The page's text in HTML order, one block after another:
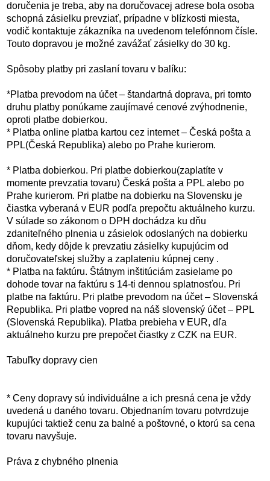
doručenia je treba, aby na doručovacej adrese bola osoba
schopná zásielku prevziať, prípadne v blízkosti miesta,
vodič kontaktuje zákazníka na uvedenom telefónnom čísle.
Touto dopravou je možné zavážať zásielky do 30 kg.
Spôsoby platby pri zaslaní tovaru v balíku:
*Platba prevodom na účet – štandartná doprava, pri tomto
druhu platby ponúkame zaujímavé cenové zvýhodnenie,
oproti platbe dobierkou.
* Platba online platba kartou cez internet – Česká pošta a
PPL(Česká Republika) alebo po Prahe kurierom.
* Platba dobierkou. Pri platbe dobierkou(zaplatíte v
momente prevzatia tovaru) Česká pošta a PPL alebo po
Prahe kurierom. Pri platbe na dobierku na Slovensku je
čiastka vyberaná v EUR podľa prepočtu aktuálneho kurzu.
V súlade so zákonom o DPH dochádza ku dňu
zdaniteľného plnenia u zásielok odoslaných na dobierku
dňom, kedy dôjde k prevzatiu zásielky kupujúcim od
doručovateľskej služby a zaplateniu kúpnej ceny .
* Platba na faktúru. Štátnym inštitúciám zasielame po
dohode tovar na faktúru s 14-ti dennou splatnosťou. Pri
platbe na faktúru. Pri platbe prevodom na účet – Slovenská
Republika. Pri platbe vopred na náš slovenský účet – PPL
(Slovenská Republika). Platba prebieha v EUR, dľa
aktuálneho kurzu pre prepočet čiastky z CZK na EUR.
Tabuľky dopravy cien
* Ceny dopravy sú individuálne a ich presná cena je vždy
uvedená u daného tovaru. Objednaním tovaru potvrdzuje
kupujúci taktiež cenu za balné a poštovné, o ktorú sa cena
tovaru navyšuje.
Práva z chybného plnenia